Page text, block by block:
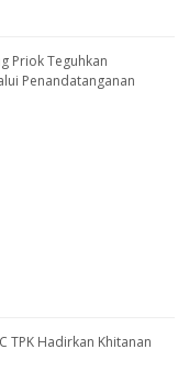
Priok Teguhkan
Penandatanganan
TPK Hadirkan Khitanan